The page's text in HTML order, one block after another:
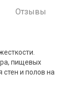
Отзывы
пищевых
и полов на